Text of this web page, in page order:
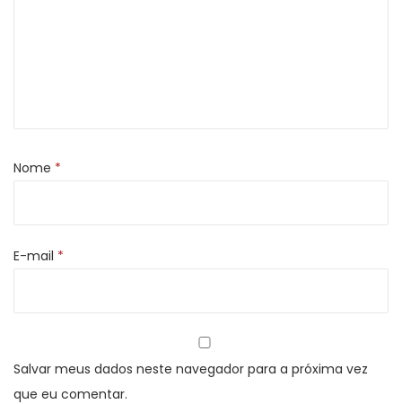
Nome *
E-mail *
Salvar meus dados neste navegador para a próxima vez
que eu comentar.